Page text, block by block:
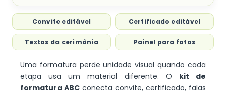
Convite editável Certificado editável
Textos da cerimônia Painel para fotos
Uma formatura perde unidade visual quando cada
etapa usa um material diferente. O kit de
formatura ABC conecta convite, certificado, falas